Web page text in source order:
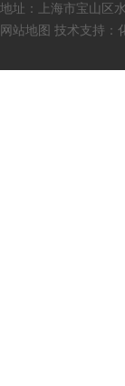
地址：上海市宝山区
网站地图 技术支持：